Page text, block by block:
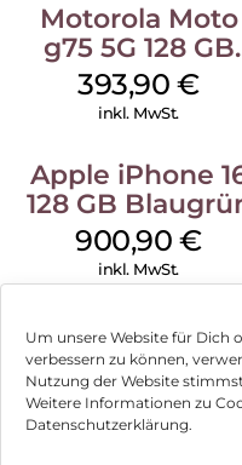
Um unsere Website für Dich
verbessern zu können,
Nutzung der Website
Weitere Informationen zu
Datenschutzerklärung.
Motorola Moto
g75 5G 128 GB
Charcoal Gray
393,90€
inkl. MwSt.
Apple iPhone
128 GB
900,90€
inkl. MwSt.
Impressum